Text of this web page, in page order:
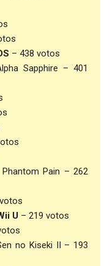
– 438 votos
Sapphire – 401
Pain – 262
U – 219 votos
no Kiseki II – 193